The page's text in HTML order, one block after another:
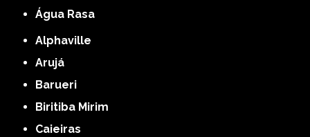
Água Rasa
Alphaville
Arujá
Barueri
Biritiba Mirim
Caieiras